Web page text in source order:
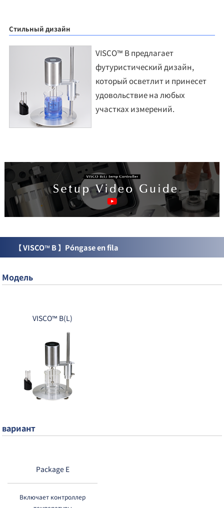
Стильный дизайн
VISCO™ B предлагает
футуристический дизайн,
который осветлит и принесет
удовольствие на любых
участках измерений.
【 VISCO™ B 】Póngase en fila
Модель
VISCO™ B(L)
вариант
Package E
Включает контроллер